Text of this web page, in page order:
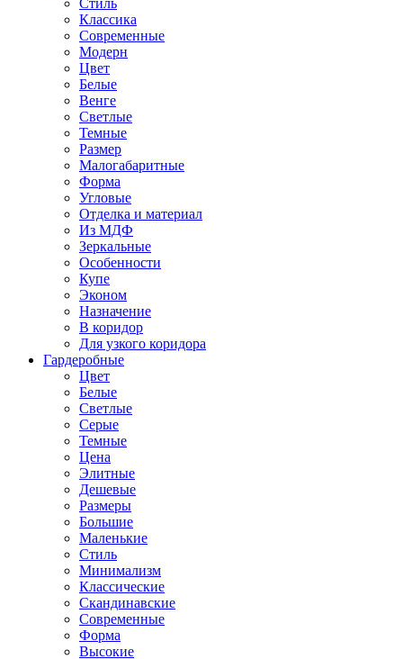
Стиль
Классика
Современные
Модерн
Цвет
Белые
Венге
Светлые
Темные
Размер
Малогабаритные
Форма
Угловые
Отделка и материал
Из МДФ
Зеркальные
Особенности
Купе
Эконом
Назначение
В коридор
Для узкого коридора
Гардеробные
Цвет
Белые
Светлые
Серые
Темные
Цена
Элитные
Дешевые
Размеры
Большие
Маленькие
Стиль
Минимализм
Классические
Скандинавские
Современные
Форма
Высокие